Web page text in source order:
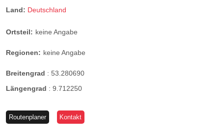
Land: Deutschland
Ortsteil: keine Angabe
Regionen: keine Angabe
Breitengrad : 53.280690
Längengrad : 9.712250
Routenplaner Kontakt